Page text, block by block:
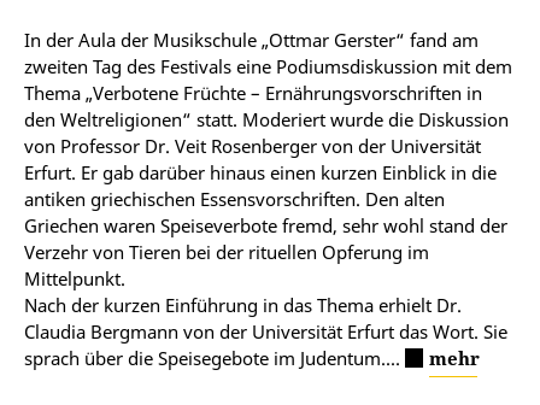
In der Aula der Musikschule „Ottmar Gerster“ fand am
zweiten Tag des Festivals eine Podiumsdiskussion mit dem
Thema „Verbotene Früchte – Ernährungsvorschriften in
den Weltreligionen“ statt. Moderiert wurde die Diskussion
von Professor Dr. Veit Rosenberger von der Universität
Erfurt. Er gab darüber hinaus einen kurzen Einblick in die
antiken griechischen Essensvorschriften. Den alten
Griechen waren Speiseverbote fremd, sehr wohl stand der
Verzehr von Tieren bei der rituellen Opferung im
Mittelpunkt.
Nach der kurzen Einführung in das Thema erhielt Dr.
Claudia Bergmann von der Universität Erfurt das Wort. Sie
sprach über die Speisegebote im Judentum....
mehr